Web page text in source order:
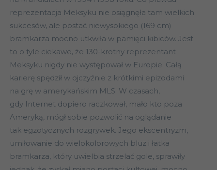
reprezentacja Meksyku nie osiągnęła tam wielkich
sukcesów, ale postać niewysokiego (169 cm)
bramkarza mocno utkwiła w pamięci kibiców. Jest
to o tyle ciekawe, że 130-krotny reprezentant
Meksyku nigdy nie występował w Europie. Całą
karierę spędził w ojczyźnie z krótkimi epizodami
na grę w amerykańskim MLS. W czasach,
gdy Internet dopiero raczkował, mało kto poza
Ameryką, mógł sobie pozwolić na oglądanie
tak egzotycznych rozgrywek. Jego ekscentryzm,
umiłowanie do wielokolorowych bluz i łatka
bramkarza, który uwielbia strzelać gole, sprawiły